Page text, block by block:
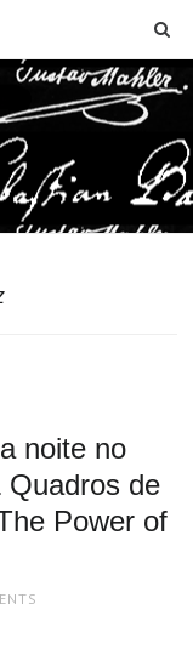
noite no
Quadros de
Power of